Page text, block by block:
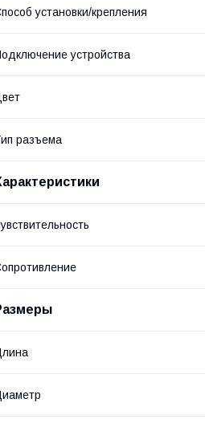
установки/крепления
устройства
разъема